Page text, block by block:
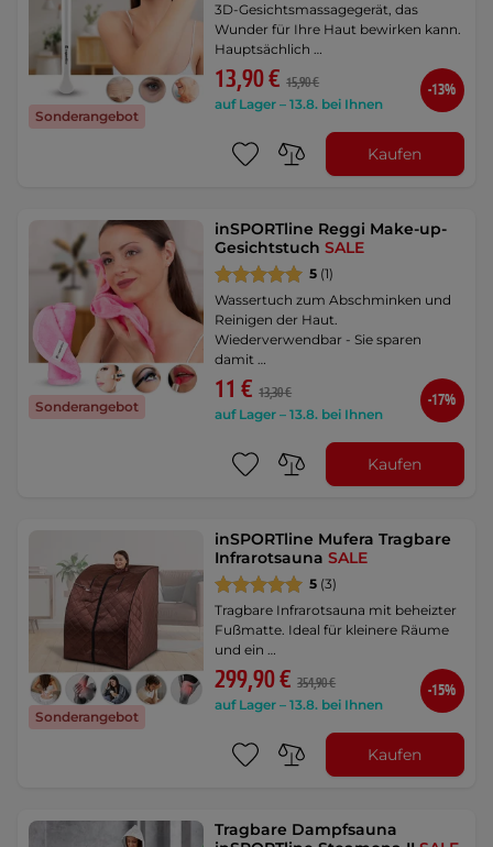
Sonderangebot
3D-Gesichtsmassagegerät, das
Wunder für Ihre Haut bewirken kann.
Hauptsächlich …
13,90 € 15,90 €
auf Lager – 13.8. bei Ihnen
-13%
Kaufen
Sonderangebot
inSPORTline Reggi Make-up-
GesichtstuchSALE
5 (1)
Wassertuch zum Abschminken und
Reinigen der Haut.
Wiederverwendbar - Sie sparen
damit …
11 € 13,30 €
auf Lager – 13.8. bei Ihnen
-17%
Kaufen
Sonderangebot
inSPORTline Mufera Tragbare
InfrarotsaunaSALE
5 (3)
Tragbare Infrarotsauna mit beheizter
Fußmatte. Ideal für kleinere Räume
und ein …
299,90 € 354,90 €
auf Lager – 13.8. bei Ihnen
-15%
Kaufen
Tragbare Dampfsauna